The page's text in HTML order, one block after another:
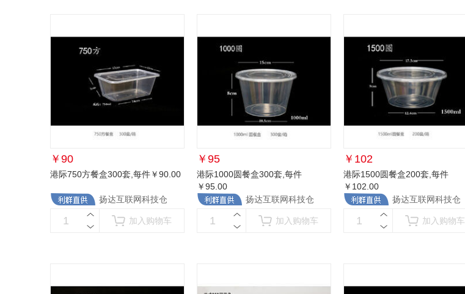
￥ 90
港际750方餐盒300套 ,每件￥90.00
扬达互联网科技仓
加入购物车
￥ 95
港际1000圆餐盒300套 ,每件
￥95.00
扬达互联网科技仓
加入购物车
￥ 102
港际1500圆餐盒200套 ,每件
￥102.00
扬达互联网科技仓
加入购物车